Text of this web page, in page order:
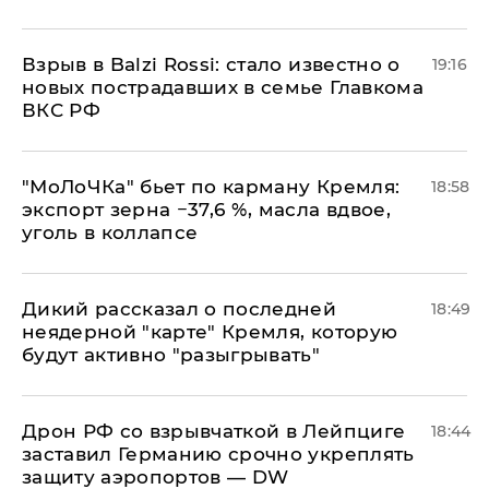
Взрыв в Balzi Rossi: стало известно о
новых пострадавших в семье Главкома
ВКС РФ
19:16
​"МоЛоЧКа" бьет по карману Кремля:
экспорт зерна −37,6 %, масла вдвое,
уголь в коллапсе
18:58
Дикий рассказал о последней
неядерной "карте" Кремля, которую
будут активно "разыгрывать"
18:49
​Дрон РФ со взрывчаткой в Лейпциге
заставил Германию срочно укреплять
защиту аэропортов — DW
18:44